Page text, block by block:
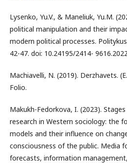
Lysenko, Yu.V., & Maneliuk, Yu.M.
political manipulation and their
modern political processes.
42-47. doi: 10.24195/2414-
Machiavelli, N. (2019). Derzhavets.
Folio.
Makukh-Fedorkova, I. (2023).
research in Western sociology: the
models and their influence on
consciousness of the public. Media
forecasts, information